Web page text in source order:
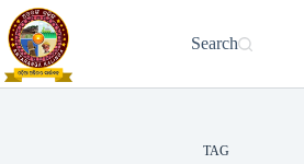
Skip
to
content
Search
TAG